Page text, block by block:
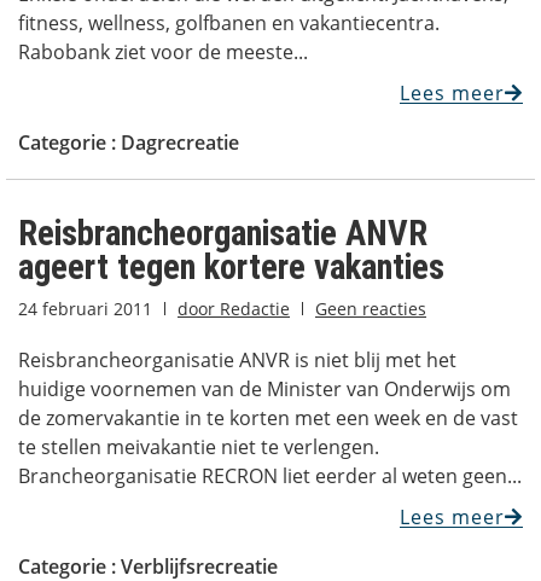
fitness, wellness, golfbanen en vakantiecentra.
Rabobank ziet voor de meeste...
Lees meer
Categorie : Dagrecreatie
Reisbrancheorganisatie ANVR
ageert tegen kortere vakanties
24 februari 2011 door Redactie Geen reacties
Reisbrancheorganisatie ANVR is niet blij met het
huidige voornemen van de Minister van Onderwijs om
de zomervakantie in te korten met een week en de vast
te stellen meivakantie niet te verlengen.
Brancheorganisatie RECRON liet eerder al weten geen...
Lees meer
Categorie :Verblijfsrecreatie